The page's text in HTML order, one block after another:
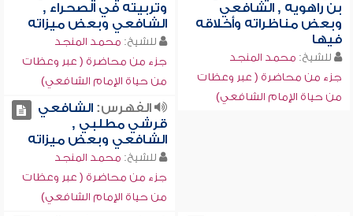
بن راهويه , الشافعي
وبعض مناظراته وأخلاقه
فيها
للشيخ: محمد المنجد
جزء من محاضرة ( عبر وعظات
من حياة الإمام الشافعي)
وتربيته في الصحراء ,
الشافعي وبعض ميزاته
للشيخ: محمد المنجد
جزء من محاضرة ( عبر وعظات
من حياة الإمام الشافعي)
الفهرس:الشافعي
قرشي مطلبي ,
الشافعي وبعض ميزاته
للشيخ: محمد المنجد
جزء من محاضرة ( عبر وعظات
من حياة الإمام الشافعي)